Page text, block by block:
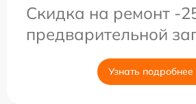
Скидка на ремонт -
предварительной
Узнать подробнее